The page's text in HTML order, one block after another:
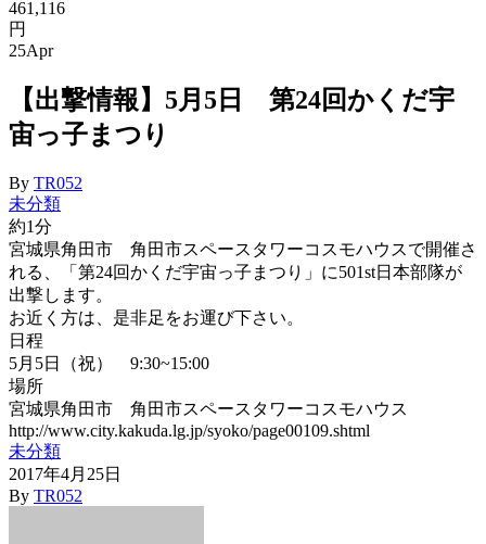
461,116
円
25Apr
【出撃情報】5月5日 第24回かくだ宇
宙っ子まつり
By TR052
未分類
約1分
宮城県角田市 角田市スペースタワーコスモハウスで開催さ
れる、「第24回かくだ宇宙っ子まつり」に501st日本部隊が
出撃します。
お近く方は、是非足をお運び下さい。
日程
5月5日（祝） 9:30~15:00
場所
宮城県角田市 角田市スペースタワーコスモハウス
http://www.city.kakuda.lg.jp/syoko/page00109.shtml
未分類
2017年4月25日
By TR052